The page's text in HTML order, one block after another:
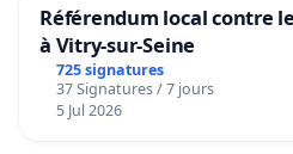
Référendum local contre
à Vitry-sur-Seine
725 signatures
37 Signatures / 7 jours
5 Jul 2026